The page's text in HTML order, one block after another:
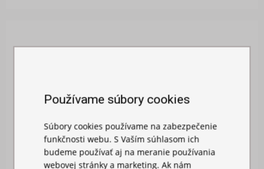
Používame súbory cookies
Súbory cookies používame na zabezpečenie
funkčnosti webu. S Vaším súhlasom ich
budeme používať aj na meranie používania
webovej stránky a marketing. Ak nám